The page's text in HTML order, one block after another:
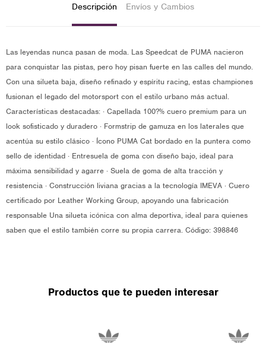
Descripción Envíos y Cambios
Las leyendas nunca pasan de moda. Las Speedcat de PUMA nacieron
para conquistar las pistas, pero hoy pisan fuerte en las calles del mundo.
Con una silueta baja, diseño refinado y espíritu racing, estas championes
fusionan el legado del motorsport con el estilo urbano más actual.
Características destacadas: · Capellada 100?% cuero premium para un
look sofisticado y duradero · Formstrip de gamuza en los laterales que
acentúa su estilo clásico · Ícono PUMA Cat bordado en la puntera como
sello de identidad · Entresuela de goma con diseño bajo, ideal para
máxima sensibilidad y agarre · Suela de goma de alta tracción y
resistencia · Construcción liviana gracias a la tecnología IMEVA · Cuero
certificado por Leather Working Group, apoyando una fabricación
responsable Una silueta icónica con alma deportiva, ideal para quienes
saben que el estilo también corre su propia carrera. Código: 398846
Productos que te pueden interesar